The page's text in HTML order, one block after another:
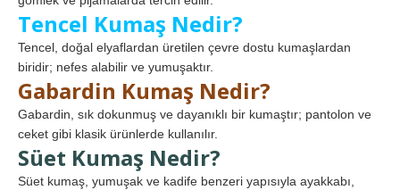
Tencel Kumaş Nedir?
Tencel, doğal elyaflardan üretilen çevre dostu kumaşlardan
biridir; nefes alabilir ve yumuşaktır.
Gabardin Kumaş Nedir?
Gabardin, sık dokunmuş ve dayanıklı bir kumaştır; pantolon ve
ceket gibi klasik ürünlerde kullanılır.
Süet Kumaş Nedir?
Süet kumaş, yumuşak ve kadife benzeri yapısıyla ayakkabı,